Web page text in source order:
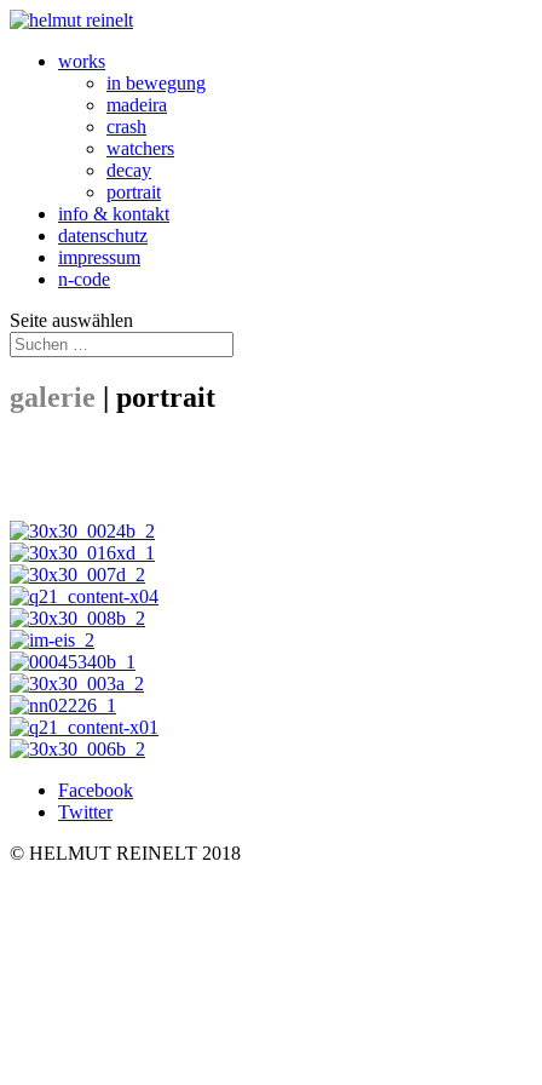
works
in bewegung
madeira
crash
watchers
decay
portrait
info & kontakt
datenschutz
impressum
n-code
Seite auswählen
galerie | portrait
Facebook
Twitter
© HELMUT REINELT 2018